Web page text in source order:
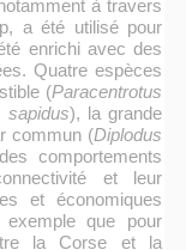
à travers
a été utilisé pour
enrichi avec des
Quatre espèces
(Paracentrotus
sapidus), la grande
commun (Diplodus
comportements
et leur
et économiques
que pour
la Corse et la